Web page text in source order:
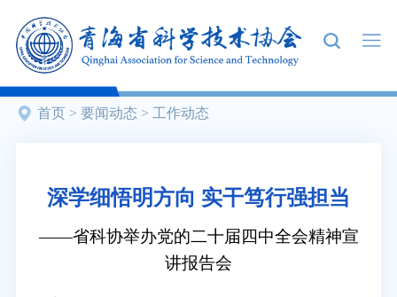
首页 > 要闻动态 > 工作动态
深学细悟明方向 实干笃行强担当
省科协举办党的二十届四中全会精神宣
讲报告会